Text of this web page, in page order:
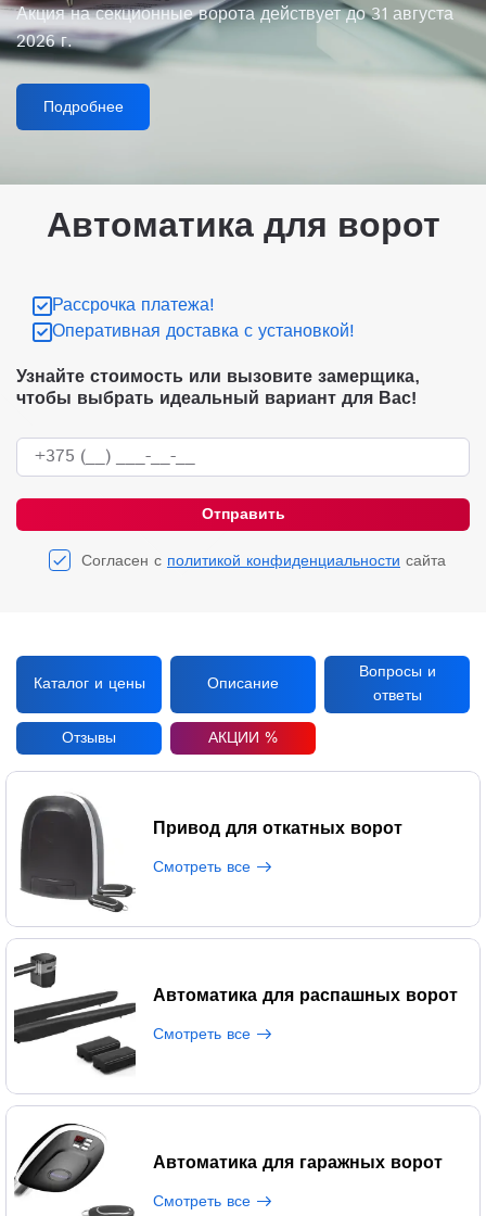
Акция на секционные ворота действует до 31 августа
2026 г.
Подробнее
Автоматика для ворот
Рассрочка платежа!
Оперативная доставка с установкой!
Узнайте стоимость или вызовите замерщика,
чтобы выбрать идеальный вариант для Вас!
+375 (__) ___-__-__
Отправить
Согласен с политикой конфиденциальности сайта
Каталог и цены Описание
Вопросы и
ответы
Отзывы
АКЦИИ %
Привод для откатных ворот
Смотреть все
Автоматика для распашных ворот
Смотреть все
Автоматика для гаражных ворот
Смотреть все